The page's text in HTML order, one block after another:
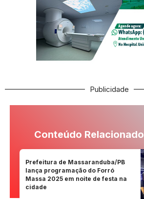
Publicidade
Conteúdo Relacionado
Prefeitura de Massaranduba/PB
lança programação do Forró
Massa 2025 em noite de festa na
cidade